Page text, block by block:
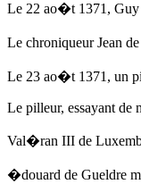
Le 22 ao�t 1371 ,
Le chroniqueur Jean
Le 23 ao�t 1371 , un
Le pilleur, essayant de
Val�ran III de
�douard de Gueldre